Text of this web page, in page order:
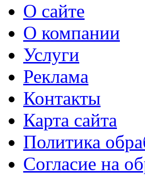
О сайте
О компании
Услуги
Реклама
Контакты
Карта сайта
Политика
Согласие на